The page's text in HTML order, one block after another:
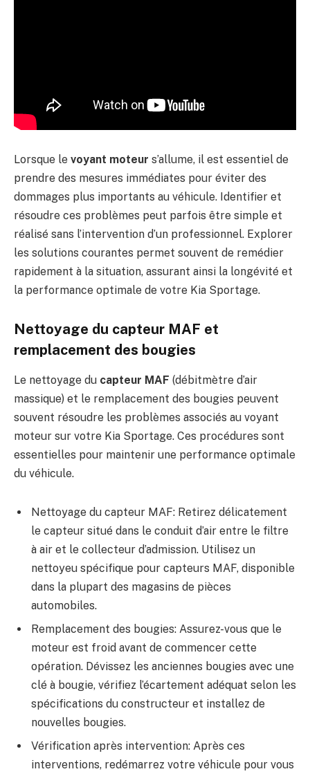
Lorsque le voyant moteur s’allume, il est essentiel de
prendre des mesures immédiates pour éviter des
dommages plus importants au véhicule. Identifier et
résoudre ces problèmes peut parfois être simple et
réalisé sans l’intervention d’un professionnel. Explorer
les solutions courantes permet souvent de remédier
rapidement à la situation, assurant ainsi la longévité et
la performance optimale de votre Kia Sportage.
Nettoyage du capteur MAF et
remplacement des bougies
Le nettoyage du capteur MAF (débitmètre d’air
massique) et le remplacement des bougies peuvent
souvent résoudre les problèmes associés au voyant
moteur sur votre Kia Sportage. Ces procédures sont
essentielles pour maintenir une performance optimale
du véhicule.
Nettoyage du capteur MAF: Retirez délicatement
le capteur situé dans le conduit d’air entre le filtre
à air et le collecteur d’admission. Utilisez un
nettoyeu spécifique pour capteurs MAF, disponible
dans la plupart des magasins de pièces
automobiles.
Remplacement des bougies: Assurez-vous que le
moteur est froid avant de commencer cette
opération. Dévissez les anciennes bougies avec une
clé à bougie, vérifiez l’écartement adéquat selon les
spécifications du constructeur et installez de
nouvelles bougies.
Vérification après intervention: Après ces
interventions, redémarrez votre véhicule pour vous